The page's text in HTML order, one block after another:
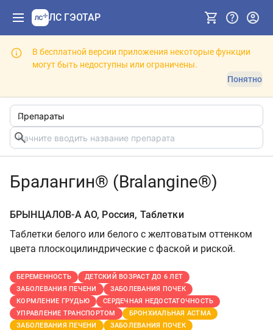
ЛС ГЭОТАР
В бесплатной версии приложения некоторые функции
могут быть недоступны или ограничены.
Понятно
Бралангин® (Bralangine®)
БРЫНЦАЛОВ-А АО, Россия, Таблетки
Таблетки белого или белого с желтоватым оттенком
цвета плоскоцилиндрические с фаской и риской.
БЕРЕМЕННОСТЬ
ДЕТСКИЙ ВОЗРАСТ ДО 6 ЛЕТ
ЗАБОЛЕВАНИЯ ПЕЧЕНИ
ЗАБОЛЕВАНИЯ ПОЧЕК
КОРМЛЕНИЕ ГРУДЬЮ
СЕРДЕЧНАЯ НЕДОСТАТОЧНОСТЬ
УПРАВЛЕНИЕ ТРАНСПОРТОМ
БРОНХИАЛЬНАЯ АСТМА
ЗАБОЛЕВАНИЯ ПЕЧЕНИ
ЗАБОЛЕВАНИЯ ПОЧЕК